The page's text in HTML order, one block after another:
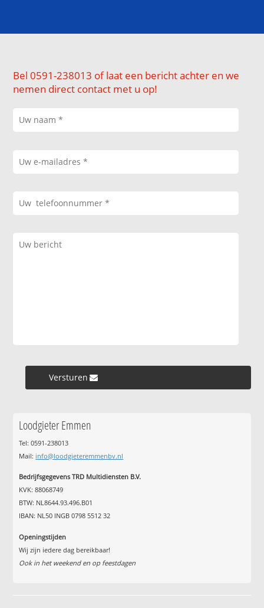
Bel 0591-238013 of laat een bericht achter en we
nemen direct contact met u op!
Versturen »
Loodgieter Emmen
Tel: 0591-238013
Mail: info@loodgieteremmenbv.nl
Bedrijfsgegevens TRD Multidiensten B.V.
KVK: 88068749
BTW: NL8644.93.496.B01
IBAN: NL50 INGB 0798 5512 32
Openingstijden
Wij zijn iedere dag bereikbaar!
Ook in het weekend en op feestdagen